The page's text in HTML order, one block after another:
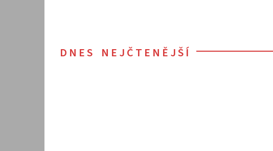
DNES NEJČTENĚJŠÍ